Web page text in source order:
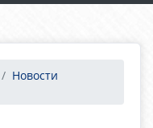
Новости